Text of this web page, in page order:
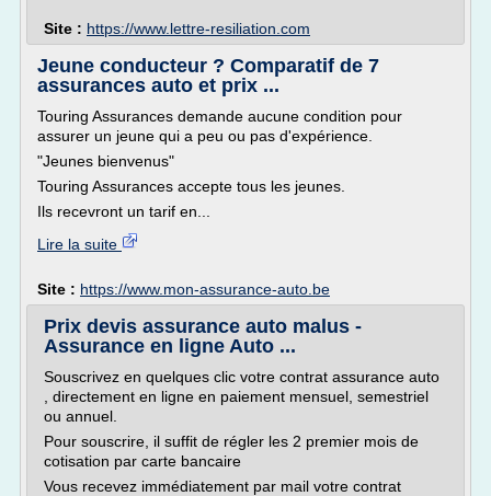
Site : https://www.lettre-resiliation.com
Jeune conducteur ? Comparatif de 7
assurances auto et prix ...
Touring Assurances demande aucune condition pour
assurer un jeune qui a peu ou pas d'expérience.
"Jeunes bienvenus"
Touring Assurances accepte tous les jeunes.
Ils recevront un tarif en...
Lire la suite
Site : https://www.mon-assurance-auto.be
Prix devis assurance auto malus -
Assurance en ligne Auto ...
Souscrivez en quelques clic votre contrat assurance auto
, directement en ligne en paiement mensuel, semestriel
ou annuel.
Pour souscrire, il suffit de régler les 2 premier mois de
cotisation par carte bancaire
Vous recevez immédiatement par mail votre contrat